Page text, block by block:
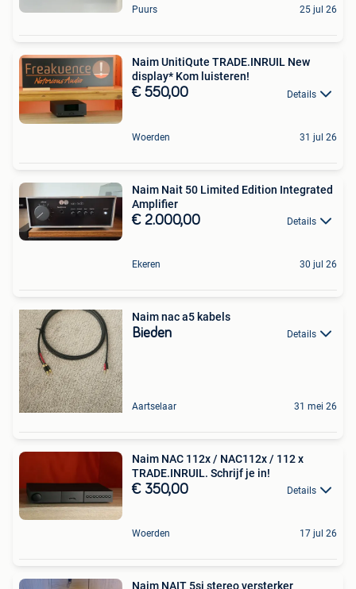
Puurs 25 jul 26
Naim UnitiQute TRADE.INRUIL New
display* Kom luisteren!
€ 550,00 Details
Woerden 31 jul 26
Naim Nait 50 Limited Edition Integrated
Amplifier
€ 2.000,00 Details
Ekeren 30 jul 26
Naim nac a5 kabels
Bieden Details
Aartselaar 31 mei 26
Naim NAC 112x / NAC112x / 112 x
TRADE.INRUIL. Schrijf je in!
€ 350,00 Details
Woerden 17 jul 26
Naim NAIT 5si stereo versterker